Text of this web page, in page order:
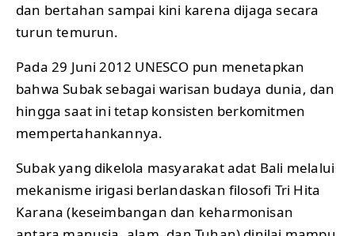
dan bertahan sampai kini karena dijaga secara
turun temurun.
Pada 29 Juni 2012 UNESCO pun menetapkan
bahwa Subak sebagai warisan budaya dunia, dan
hingga saat ini tetap konsisten berkomitmen
mempertahankannya.
Subak yang dikelola masyarakat adat Bali melalui
mekanisme irigasi berlandaskan filosofi Tri Hita
Karana (keseimbangan dan keharmonisan